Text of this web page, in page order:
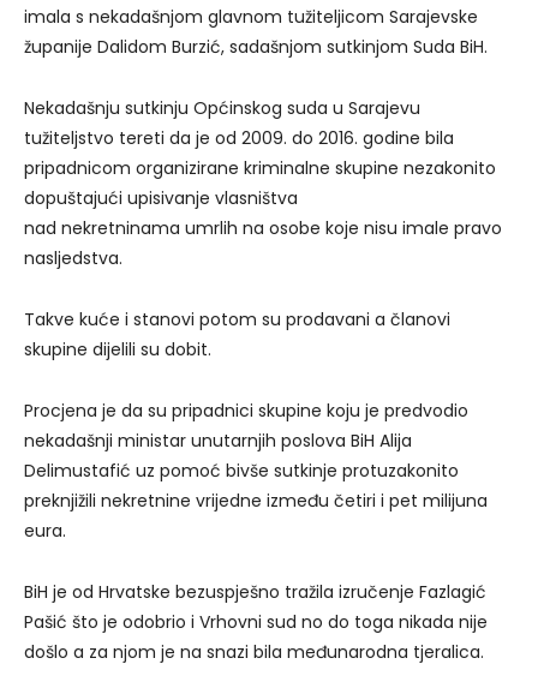
imala s nekadašnjom glavnom tužiteljicom Sarajevske
županije Dalidom Burzić, sadašnjom sutkinjom Suda BiH.
Nekadašnju sutkinju Općinskog suda u Sarajevu
tužiteljstvo tereti da je od 2009. do 2016. godine bila
pripadnicom organizirane kriminalne skupine nezakonito
dopuštajući upisivanje vlasništva
nad nekretninama umrlih na osobe koje nisu imale pravo
nasljedstva.
Takve kuće i stanovi potom su prodavani a članovi
skupine dijelili su dobit.
Procjena je da su pripadnici skupine koju je predvodio
nekadašnji ministar unutarnjih poslova BiH Alija
Delimustafić uz pomoć bivše sutkinje protuzakonito
preknjižili nekretnine vrijedne između četiri i pet milijuna
eura.
BiH je od Hrvatske bezuspješno tražila izručenje Fazlagić
Pašić što je odobrio i Vrhovni sud no do toga nikada nije
došlo a za njom je na snazi bila međunarodna tjeralica.